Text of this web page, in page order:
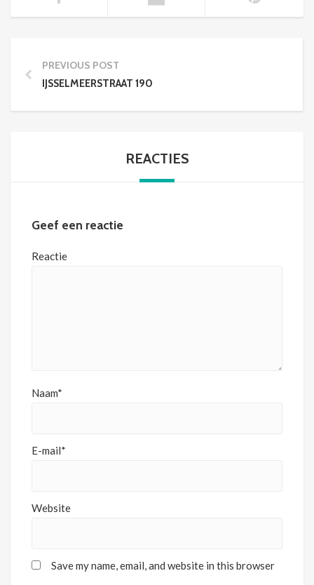
PREVIOUS POST
IJSSELMEERSTRAAT 190
REACTIES
Geef een reactie
Reactie
Naam*
E-mail*
Website
Save my name, email, and website in this browser